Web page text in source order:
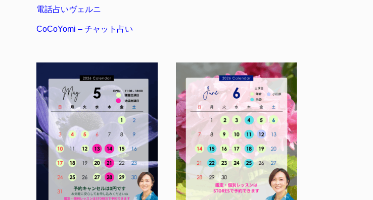
電話占いヴェルニ
CoCoYomi – チャット占い